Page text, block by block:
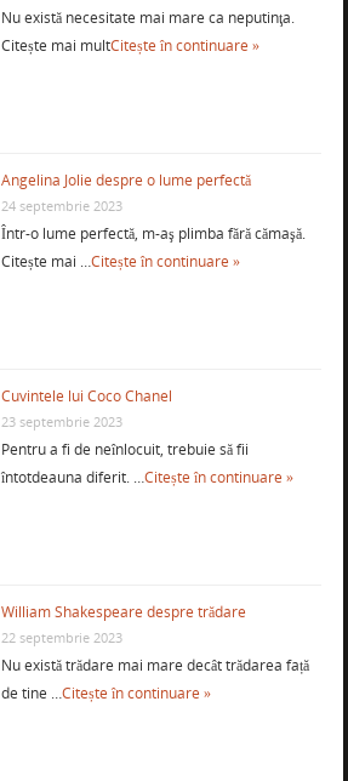
Nu există necesitate mai mare ca neputinţa.
Citește mai multCitește în continuare »
Angelina Jolie despre o lume perfectă
24 septembrie 2023
Într-o lume perfectă, m-aş plimba fără cămaşă.
Citește mai …Citește în continuare »
Cuvintele lui Coco Chanel
23 septembrie 2023
Pentru a fi de neînlocuit, trebuie să fii
întotdeauna diferit. …Citește în continuare »
William Shakespeare despre trădare
22 septembrie 2023
Nu există trădare mai mare decât trădarea față
de tine …Citește în continuare »